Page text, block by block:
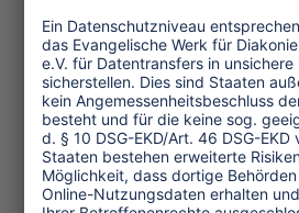
One Planet Guide
Reisen